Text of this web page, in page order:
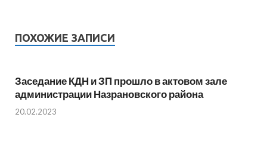
ПОХОЖИЕ ЗАПИСИ
Заседание КДН и ЗП прошло в актовом зале
администрации Назрановского района
20.02.2023